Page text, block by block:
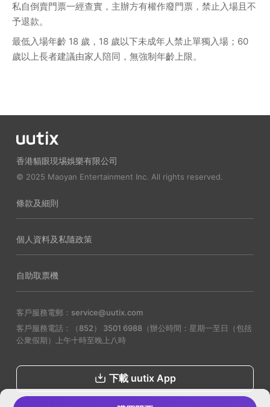
私自倒賣門票一經查實，主辦方有權作廢門票，禁止入場且不
予退款。
最低入場年齡 18 歲，18 歲以下未成年人禁止單獨入場；60
歲以上長者建議由家人陪同，無強制年齡上限。
香港貓眼現埸娛樂有限公司
© 2025 Maoyan Entertainment Inc. All rights reserved.
條款及細則
個人資料及私隨政策
自助取票機
客戶服務電郵：service@uutix.com
客戶服務電話：（852） 3501 6988（辦公時間：星期一至日（包括
公衆假期）上午十時至晚上八時
下載 uutix App